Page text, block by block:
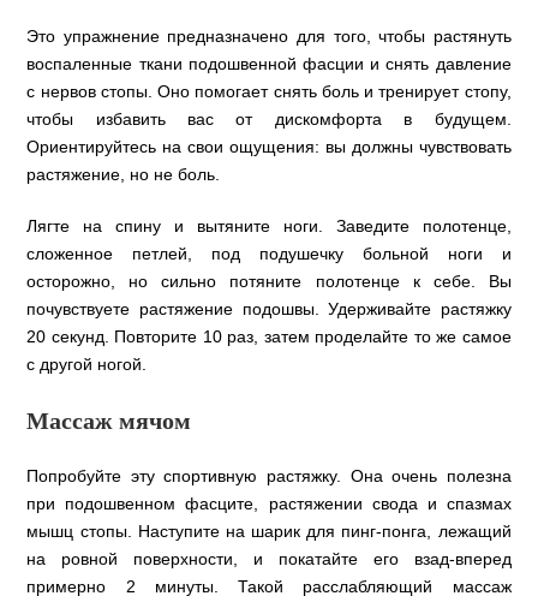
Это упражнение предназначено для того, чтобы растянуть
воспаленные ткани подошвенной фасции и снять давление
с нервов стопы. Оно помогает снять боль и тренирует стопу,
чтобы избавить вас от дискомфорта в будущем.
Ориентируйтесь на свои ощущения: вы должны чувствовать
растяжение, но не боль.
Лягте на спину и вытяните ноги. Заведите полотенце,
сложенное петлей, под подушечку больной ноги и
осторожно, но сильно потяните полотенце к себе. Вы
почувствуете растяжение подошвы. Удерживайте растяжку
20 секунд. Повторите 10 раз, затем проделайте то же самое
с другой ногой.
Массаж мячом
Попробуйте эту спортивную растяжку. Она очень полезна
при подошвенном фасците, растяжении свода и спазмах
мышц стопы. Наступите на шарик для пинг-понга, лежащий
на ровной поверхности, и покатайте его взад-вперед
примерно 2 минуты. Такой расслабляющий массаж